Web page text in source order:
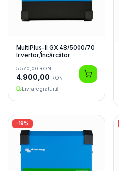
MultiPlus-II GX 48/5000/70
Invertor/Încărcător
5.570,00RON
4.900,00 RON
Livrare gratuită
-19%